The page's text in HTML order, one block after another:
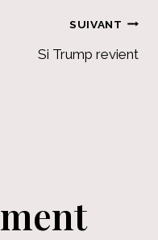
SUIVANT
Si Trump revient